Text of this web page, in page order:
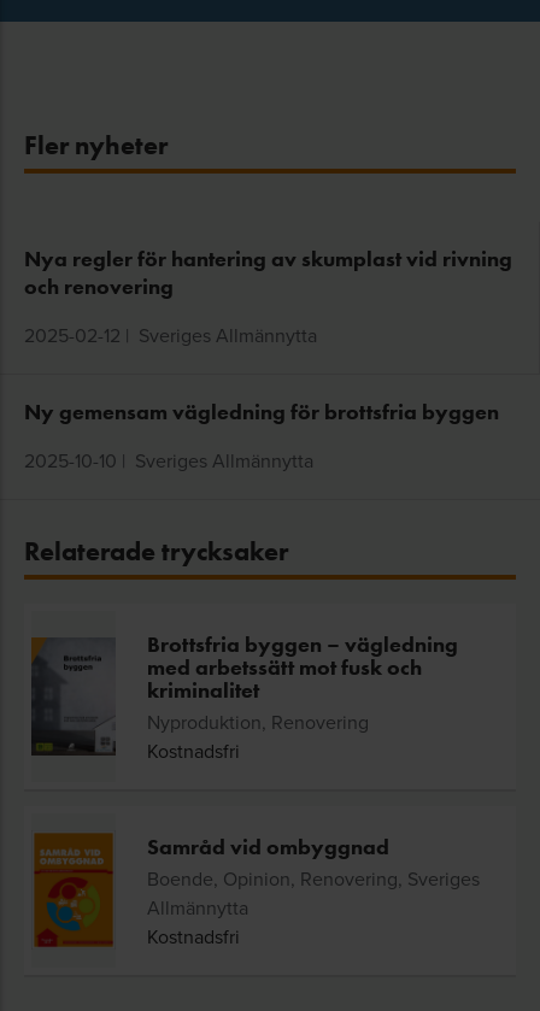
Fler nyheter
Nya regler för hantering av skumplast vid rivning
och renovering
2025-02-12 | Sveriges Allmännytta
Ny gemensam vägledning för brottsfria byggen
2025-10-10 | Sveriges Allmännytta
Relaterade trycksaker
Brottsfria byggen – vägledning
med arbetssätt mot fusk och
kriminalitet
Nyproduktion, Renovering
Kostnadsfri
Samråd vid ombyggnad
Boende, Opinion, Renovering, Sveriges
Allmännytta
Kostnadsfri